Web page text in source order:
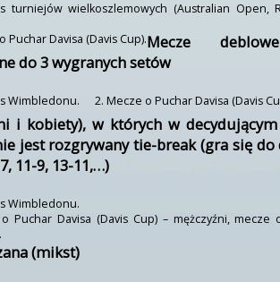
turniejów wielkoszlemowych (Australian Open,
Puchar Davisa (Davis Cup).Mecze
do 3 wygranych setów
Wimbledonu. Mecze o Puchar Davisa (Davis
i kobiety), w których w
jest rozgrywany tie-break (gra się
11-9, 13-11,…)
Wimbledonu.
Puchar Davisa (Davis Cup) – mężczyźni, mecze
(mikst)